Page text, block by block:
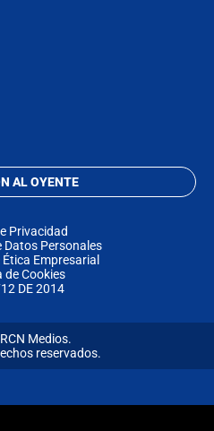
AL OYENTE
Privacidad
Datos Personales
Empresarial
de Cookies
DE 2014
Medios.
reservados.